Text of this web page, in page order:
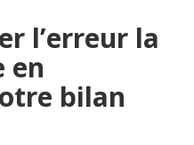
l’erreur la
en
bilan